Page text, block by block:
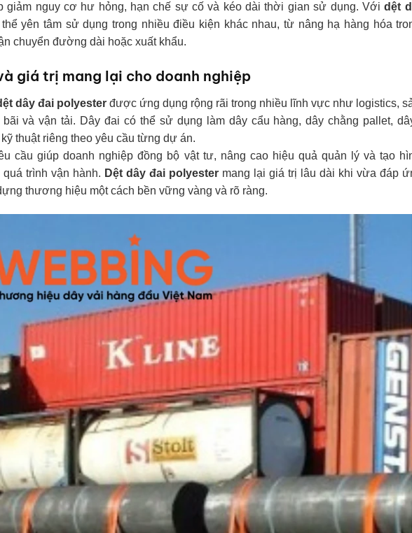
giảm nguy cơ hư hỏng, hạn chế sự cố và kéo dài thời gian sử dụng. Vớidệt
yên tâm sử dụng trong nhiều điều kiện khác nhau, từ nâng hạ hàng hóa
chuyển đường dài hoặc xuất khẩu.
giá trị mang lại cho doanh nghiệp
dây đai polyester được ứng dụng rộng rãi trong nhiều lĩnh vực như logistics,
và vận tải. Dây đai có thể sử dụng làm dây cẩu hàng, dây chằng pallet,
thuật riêng theo yêu cầu từng dự án.
cầu giúp doanh nghiệp đồng bộ vật tư, nâng cao hiệu quả quản lý và tạo
trình vận hành. Dệt dây đai polyester mang lại giá trị lâu dài khi vừa đáp
thương hiệu một cách bền vững vàng và rõ ràng.